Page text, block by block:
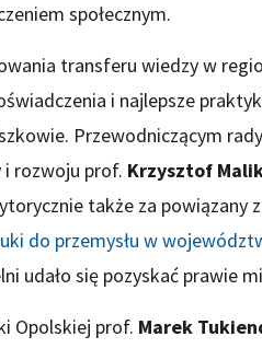
społecznym.
transferu wiedzy w
i najlepsze
Przewodniczącym
i rozwoju prof. Krzysztof
także za powiązany
do przemysłu w
udało się pozyskać prawie
Opolskiej prof. Marek